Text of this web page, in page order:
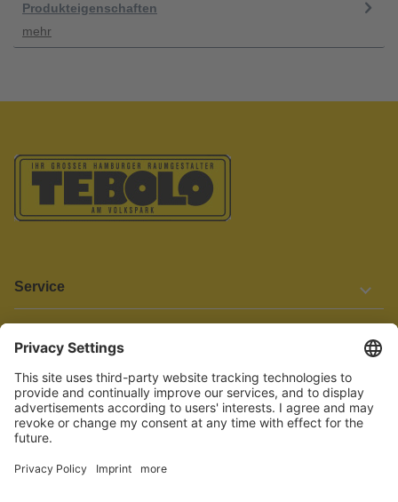
Produkteigenschaften
mehr
Service
Informationen
Barrierefreiheit
Wir bemühen uns, unsere Website barrierefrei zu gestalten.
Einige Inhalte und Funktionen sind derzeit jedoch noch nicht
vollständig zugänglich. Wenn Sie auf Barrieren stoßen oder Hilfe
benötigen, kontaktieren Sie uns bitte unter service[at]knutzen.de.
Vertrag widerrufen